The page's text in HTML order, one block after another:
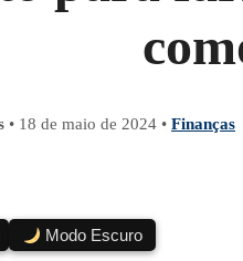
• 18 de maio de 2024 • Finanças
Modo Escuro